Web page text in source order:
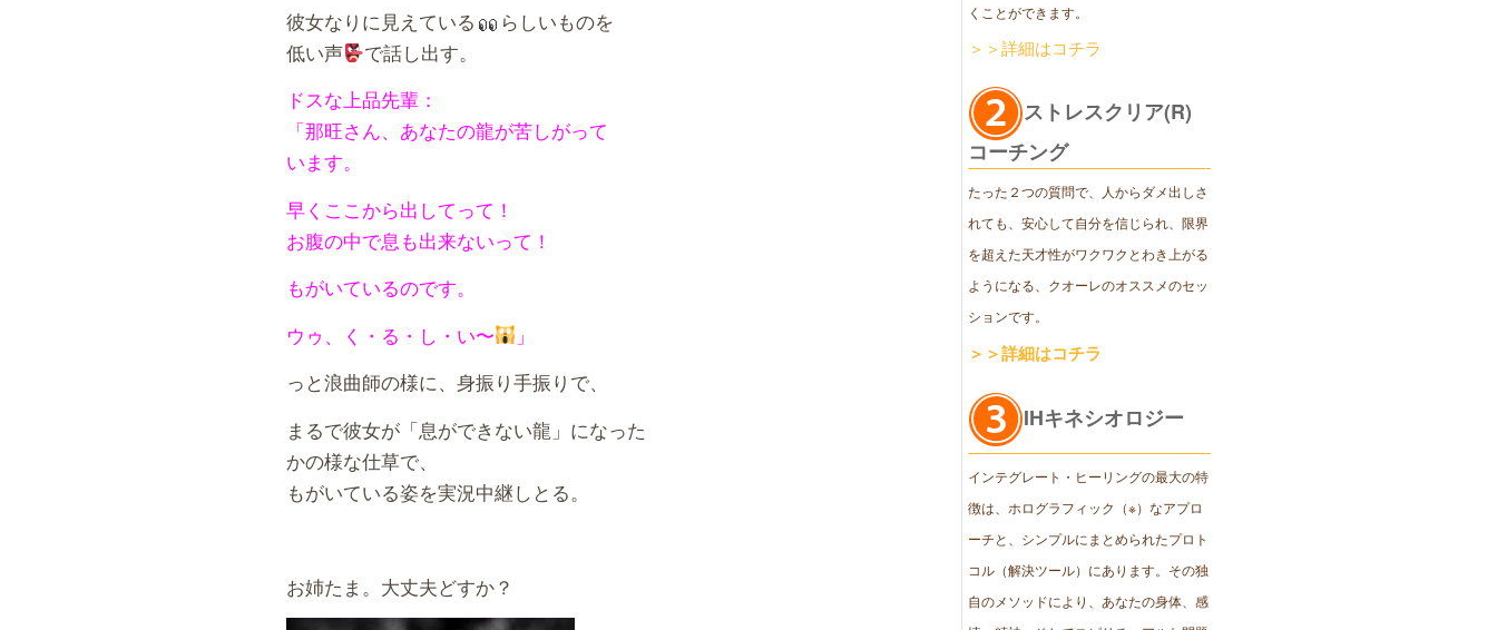
彼女なりに見えている
らしいものを
低い声
で話し出す。
ドスな上品先輩：
「那旺さん、あなたの龍が苦しがって
います。
早くここから出してって！
お腹の中で息も出来ないって！
もがいているのです。
ウゥ、く・る・し・い〜
」
っと浪曲師の様に、身振り手振りで、
まるで彼女が「息ができない龍」になった
かの様な仕草で、
もがいている姿を実況中継しとる。
お姉たま。大丈夫どすか？
くことができます。
＞＞詳細はコチラ
ストレスクリア(R)
コーチング
たった２つの質問で、人からダメ出しさ
れても、安心して自分を信じられ、限界
を超えた天才性がワクワクとわき上がる
ようになる、クオーレのオススメのセッ
ションです。
＞＞詳細はコチラ
IHキネシオロジー
インテグレート・ヒーリングの最大の特
徴は、ホログラフィック（※）なアプロ
ーチと、シンプルにまとめられたプロト
コル（解決ツール）にあります。その独
自のメソッドにより、あなたの身体、感